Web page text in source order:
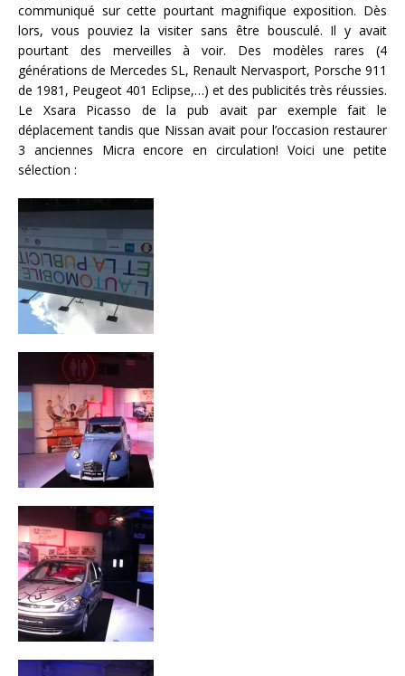
communiqué sur cette pourtant magnifique exposition. Dès
lors, vous pouviez la visiter sans être bousculé. Il y avait
pourtant des merveilles à voir. Des modèles rares (4
générations de Mercedes SL, Renault Nervasport, Porsche 911
de 1981, Peugeot 401 Eclipse,…) et des publicités très réussies.
Le Xsara Picasso de la pub avait par exemple fait le
déplacement tandis que Nissan avait pour l’occasion restaurer
3 anciennes Micra encore en circulation! Voici une petite
sélection :